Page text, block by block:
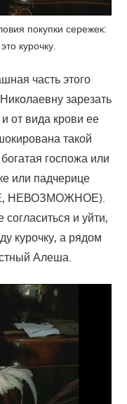
покупки сережек:
курочку.
часть этого
зарезать
от вида крови ее
такой
госпожа или
или падчерице
НЕВОЗМОЖНОЕ).
и уйти,
курочку, а рядом
Алеша.